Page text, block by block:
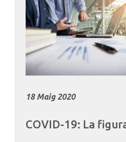
18 Maig 2020
COVID-19: La